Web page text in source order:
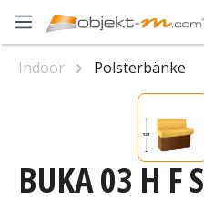
Zum Hauptinhalt springen
BUKA 03 H F S
Indoor
Polsterbänke
Bildergalerie überspringen